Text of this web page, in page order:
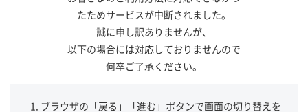
たためサービスが中断されました。
誠に申し訳ありませんが、
以下の場合には対応しておりませんので
何卒ご了承ください。
ブラウザの「戻る」「進む」ボタンで画面の切り替えを